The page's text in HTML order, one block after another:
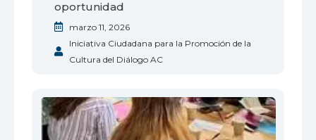
oportunidad
marzo 11, 2026
Iniciativa Ciudadana para la Promoción de la
Cultura del Diálogo AC